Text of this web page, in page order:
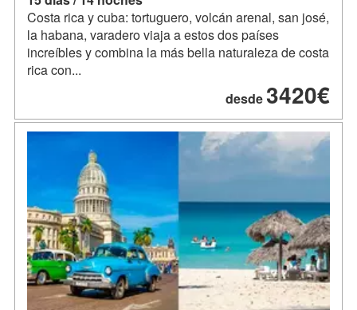
Costa rica y cuba: tortuguero, volcán arenal, san josé,
la habana, varadero viaja a estos dos países
increíbles y combina la más bella naturaleza de costa
rica con...
desde 3420€